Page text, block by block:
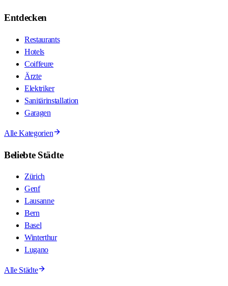
Entdecken
Restaurants
Hotels
Coiffeure
Ärzte
Elektriker
Sanitärinstallation
Garagen
Alle Kategorien
Beliebte Städte
Zürich
Genf
Lausanne
Bern
Basel
Winterthur
Lugano
Alle Städte